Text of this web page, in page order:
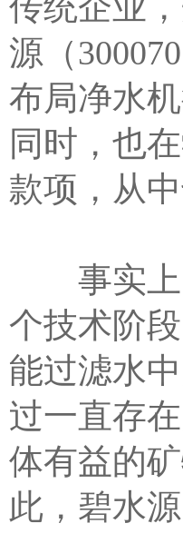
源（
布局净水
同时，也
款项，从
事实上，
个技术阶
能过滤水
过一直存
体有益的
此，碧水